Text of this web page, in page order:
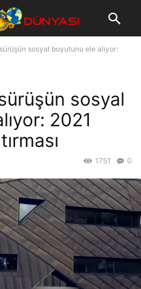
sosyal boyutunu ele alıyor:
sosyal
2021
0
1751